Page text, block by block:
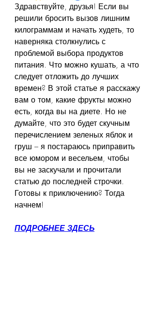
Здравствуйте, друзья! Если вы
решили бросить вызов лишним
килограммам и начать худеть, то
наверняка столкнулись с
проблемой выбора продуктов
питания. Что можно кушать, а что
следует отложить до лучших
времен? В этой статье я расскажу
вам о том, какие фрукты можно
есть, когда вы на диете. Но не
думайте, что это будет скучным
перечислением зеленых яблок и
груш – я постараюсь приправить
все юмором и весельем, чтобы
вы не заскучали и прочитали
статью до последней строчки.
Готовы к приключению? Тогда
начнем!
ПОДРОБНЕЕ ЗДЕСЬ